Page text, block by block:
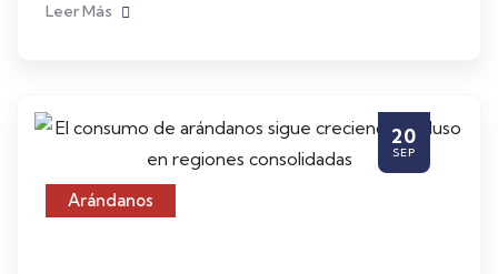
Leer Más
20
SEP
Arándanos